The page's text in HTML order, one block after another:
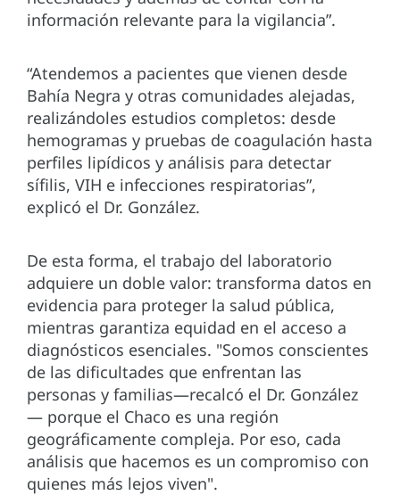
información relevante para la vigilancia”.
“Atendemos a pacientes que vienen desde
Bahía Negra y otras comunidades alejadas,
realizándoles estudios completos: desde
hemogramas y pruebas de coagulación hasta
perfiles lipídicos y análisis para detectar
sífilis, VIH e infecciones respiratorias”,
explicó el Dr. González.
De esta forma, el trabajo del laboratorio
adquiere un doble valor: transforma datos en
evidencia para proteger la salud pública,
mientras garantiza equidad en el acceso a
diagnósticos esenciales. "Somos conscientes
de las dificultades que enfrentan las
personas y familias—recalcó el Dr. González
— porque el Chaco es una región
geográficamente compleja. Por eso, cada
análisis que hacemos es un compromiso con
quienes más lejos viven".